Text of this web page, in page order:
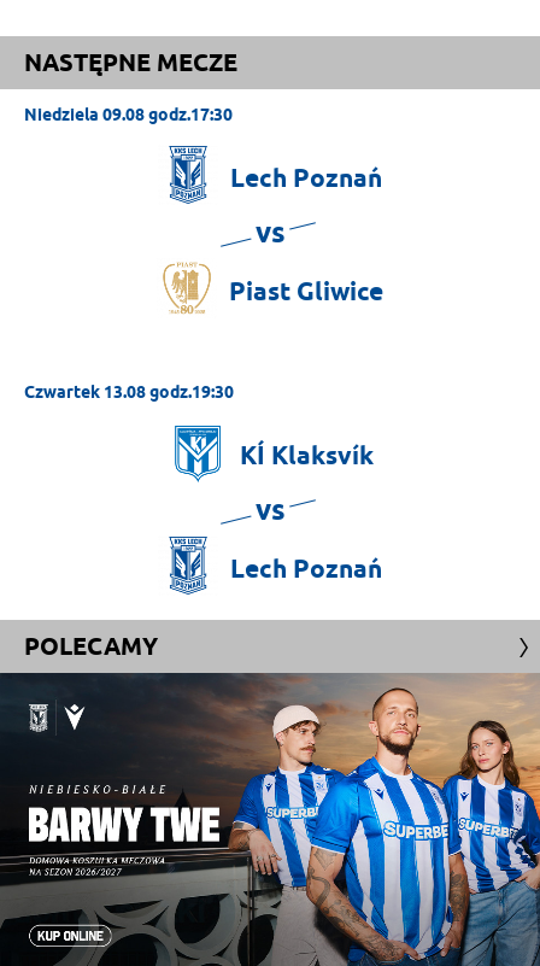
NASTĘPNE MECZE
Niedziela 09.08 godz.17:30
Lech Poznań
vs
Piast Gliwice
Czwartek 13.08 godz.19:30
KÍ Klaksvík
vs
Lech Poznań
POLECAMY